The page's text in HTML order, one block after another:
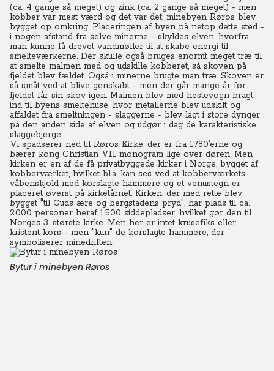
(ca. 4 gange så meget) og zink (ca. 2 gange så meget) - men
kobber var mest værd og det var det, minebyen Røros blev
bygget op omkring. Placeringen af byen på netop dette sted -
i nogen afstand fra selve minerne - skyldes elven, hvorfra
man kunne få drevet vandmøller til at skabe energi til
smelteværkerne. Der skulle også bruges enormt meget træ til
at smelte malmen med og udskille kobberet, så skoven på
fjeldet blev fældet. Også i minerne brugte man træ. Skoven er
så småt ved at blive genskabt - men der går mange år før
fjeldet får sin skov igen. Malmen blev med hestevogn bragt
ind til byens smeltehuse, hvor metallerne blev udskilt og
affaldet fra smeltningen - slaggerne - blev lagt i store dynger
på den anden side af elven og udgør i dag de karakteristiske
slaggebjerge.
Vi spadserer ned til Røros Kirke, der er fra 1780’erne og
bærer kong Christian VII monogram lige over døren. Men
kirken er en af de få privatbyggede kirker i Norge, bygget af
kobberværket, hvilket bl.a. kan ses ved at kobberværkets
våbenskjold med korslagte hammere og et venustegn er
placeret øverst på kirketårnet. Kirken, der med rette blev
bygget "til Guds ære og bergstadens pryd", har plads til ca.
2.000 personer heraf 1.500 siddepladser, hvilket gør den til
Norges 3. største kirke. Men her er intet krusefiks eller
kristent kors - men "kun" de korslagte hammere, der
symboliserer minedriften.
Bytur i minebyen Røros